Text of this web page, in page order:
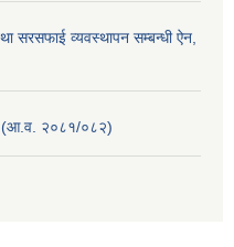
सरसफाई व्यवस्थापन सम्बन्धी ऐन,
(आ.व. २०८१/०८२)